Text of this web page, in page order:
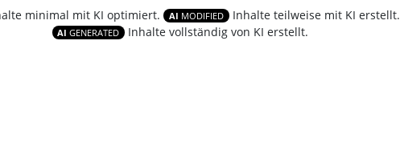
minimal mit KI optimiert. AI MODIFIED Inhalte teilweise mit KI erstellt.
AI GENERATED Inhalte vollständig von KI erstellt.